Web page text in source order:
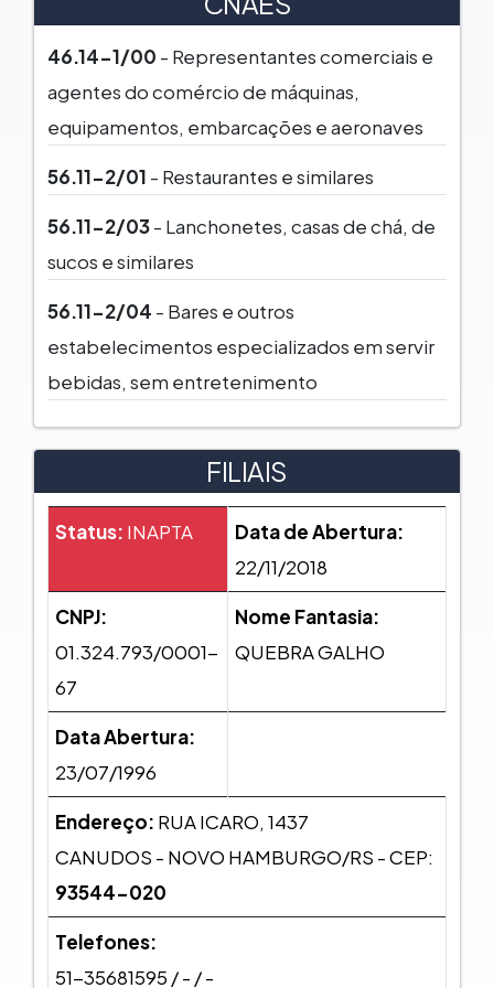
46.14-1/00 - Representantes comerciais e
agentes do comércio de máquinas,
equipamentos, embarcações e aeronaves
56.11-2/01 - Restaurantes e similares
56.11-2/03- Lanchonetes, casas de chá, de
sucos e similares
56.11-2/04 - Bares e outros
estabelecimentos especializados em servir
bebidas, sem entretenimento
FILIAIS
Status: INAPTA
Data de Abertura:
22/11/2018
CNPJ:
01.324.793/0001-
67
Nome Fantasia:
QUEBRA GALHO
Data Abertura:
23/07/1996
Endereço: RUA ICARO, 1437
CANUDOS - NOVO HAMBURGO/RS - CEP:
93544-020
Telefones:
51-35681595 / - / -